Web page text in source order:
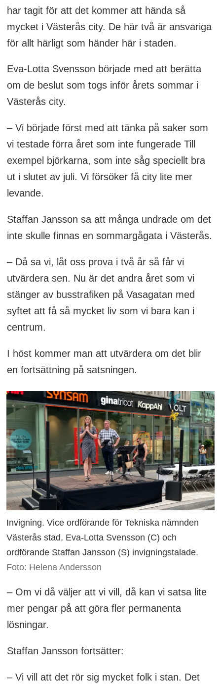
har tagit för att det kommer att hända så
mycket i Västerås city. De här två är ansvariga
för allt härligt som händer här i staden.
Eva-Lotta Svensson började med att berätta
om de beslut som togs inför årets sommar i
Västerås city.
– Vi började först med att tänka på saker som
vi testade förra året som inte fungerade Till
exempel björkarna, som inte såg speciellt bra
ut i slutet av juli. Vi försöker få city lite mer
levande.
Staffan Jansson sa att många undrade om det
inte skulle finnas en sommargågata i Västerås.
– Då sa vi, låt oss prova i två år så får vi
utvärdera sen. Nu är det andra året som vi
stänger av busstrafiken på Vasagatan med
syftet att få så mycket liv som vi bara kan i
centrum.
I höst kommer man att utvärdera om det blir
en fortsättning på satsningen.
Invigning. Vice ordförande för Tekniska nämnden
Västerås stad, Eva-Lotta Svensson (C) och
ordförande Staffan Jansson (S) invigningstalade.
Foto: Helena Andersson
– Om vi då väljer att vi vill, då kan vi satsa lite
mer pengar på att göra fler permanenta
lösningar.
Staffan Jansson fortsätter:
– Vi vill att det rör sig mycket folk i stan. Det